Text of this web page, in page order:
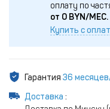
оплату по
от 0 BYN/МЕС.
Купить с
Гарантия 36
Доставка :